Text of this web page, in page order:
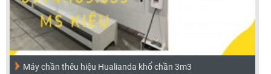
Máy chần thêu hiệu Hualianda khổ chần 3m3